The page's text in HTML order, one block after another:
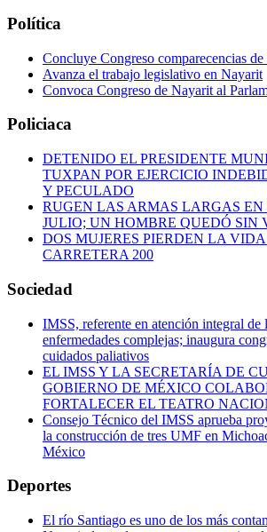
Política
Concluye Congreso comparecencias
Avanza el trabajo legislativo en Nayarit
Convoca Congreso de Nayarit al
Policiaca
DETENIDO EL PRESIDENTE
TUXPAN POR EJERCICIO
Y PECULADO
RUGEN LAS ARMAS LARGAS EN
JULIO; UN HOMBRE QUEDÓ SIN
DOS MUJERES PIERDEN LA
CARRETERA 200
Sociedad
IMSS, referente en atención integral de
enfermedades complejas; inaugura
cuidados paliativos
EL IMSS Y LA SECRETARÍA DE
GOBIERNO DE MÉXICO
FORTALECER EL TEATRO
Consejo Técnico del IMSS aprueba
la construcción de tres UMF en
México
Deportes
El río Santiago es uno de los más